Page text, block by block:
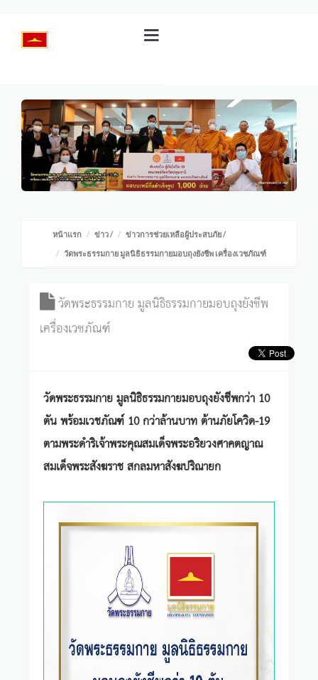
หน้าแรก ข่าว/ ข่าวการช่วยเหลือผู้ประสบภัย/
วัดพระธรรมกาย มูลนิธิธรรมกายมอบถุงยังชีพ เครื่องเวชภัณฑ์
วัดพระธรรมกาย มูลนิธิธรรมกายมอบถุงยังชีพ
เครื่องเวชภัณฑ์
วัดพระธรรมกาย มูลนิธิธรรมกายมอบถุงยังชีพกว่า 10
ตัน พร้อมเวชภัณฑ์ 10 กว่าล้านบาท ต้านภัยโควิด-19
ตามพระดำริเจ้าพระคุณสมเด็จพระอริยวงศาคตญาณ
สมเด็จพระสังฆราช สกลมหาสังฆปริณายก